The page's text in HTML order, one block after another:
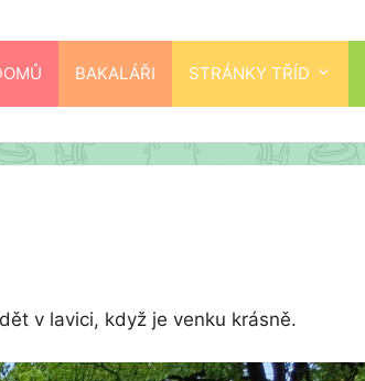
BAKALÁŘI STRÁNKY TŘÍD
v lavici, když je venku krásně.